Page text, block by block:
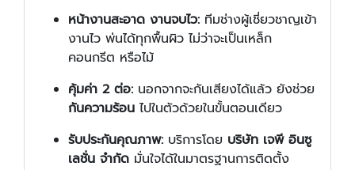
หน้างานสะอาด งานจบไว: ทีมช่างผู้เชี่ยวชาญเข้า
งานไว พ่นได้ทุกพื้นผิว ไม่ว่าจะเป็นเหล็ก
คอนกรีต หรือไม้
คุ้มค่า 2 ต่อ: นอกจากจะกันเสียงได้แล้ว ยังช่วย
กันความร้อน ไปในตัวด้วยในขั้นตอนเดียว
รับประกันคุณภาพ: บริการโดย บริษัท เจพี อินซู
เลชั่น จำกัด มั่นใจได้ในมาตรฐานการติดตั้ง